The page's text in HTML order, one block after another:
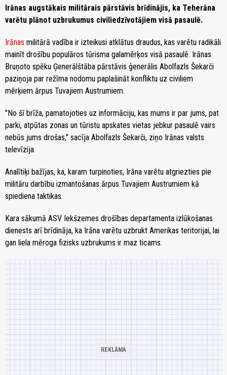
Irānas augstākais militārais pārstāvis brīdinājis, ka Teherāna
varētu plānot uzbrukumus civiliedzīvotājiem visā pasaulē.
Irānas militārā vadība ir izteikusi atklātus draudus, kas varētu radikāli
mainīt drošību populāros tūrisma galamērķos visā pasaulē. Irānas
Bruņoto spēku Ģenerālštāba pārstāvis ģenerālis Abolfazls Šekarči
paziņoja par režīma nodomu paplašināt konfliktu uz civiliem
mērķiem ārpus Tuvajiem Austrumiem.
"No šī brīža, pamatojoties uz informāciju, kas mums ir par jums, pat
parki, atpūtas zonas un tūristu apskates vietas jebkur pasaulē vairs
nebūs jums drošas," sacīja Abolfazls Šekarči, ziņo Irānas valsts
televīzija.
Analītiķi bažījas, ka, karam turpinoties, Irāna varētu atgriezties pie
militāru darbību izmantošanas ārpus Tuvajiem Austrumiem kā
spiediena taktikas.
Kara sākumā ASV Iekšzemes drošības departamenta izlūkošanas
dienests arī brīdināja, ka Irāna varētu uzbrukt Amerikas teritorijai, lai
gan liela mēroga fizisks uzbrukums ir maz ticams.